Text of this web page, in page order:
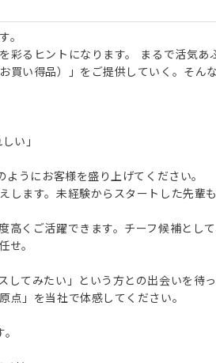
。
彩るヒントになります。 まるで活気あ
買い得品）」をご提供していく。そん
い」
うにお客様を盛り上げてください。
ます。未経験からスタートした先輩も
高くご活躍できます。チーフ候補とし
せ。
してみたい」という方との出会いを待っ
点」を当社で体感してください。